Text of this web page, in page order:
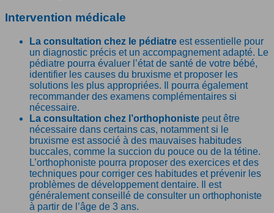
Intervention médicale
La consultation chez le pédiatre est essentielle pour
un diagnostic précis et un accompagnement adapté. Le
pédiatre pourra évaluer l’état de santé de votre bébé,
identifier les causes du bruxisme et proposer les
solutions les plus appropriées. Il pourra également
recommander des examens complémentaires si
nécessaire.
La consultation chez l’orthophoniste peut être
nécessaire dans certains cas, notamment si le
bruxisme est associé à des mauvaises habitudes
buccales, comme la succion du pouce ou de la tétine.
L’orthophoniste pourra proposer des exercices et des
techniques pour corriger ces habitudes et prévenir les
problèmes de développement dentaire. Il est
généralement conseillé de consulter un orthophoniste
à partir de l’âge de 3 ans.